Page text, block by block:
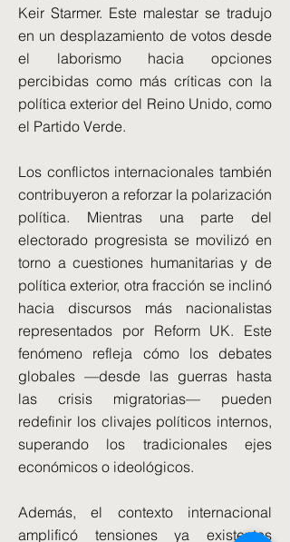
Keir Starmer. Este malestar se tradujo
en un desplazamiento de votos desde
el laborismo hacia opciones
percibidas como más críticas con la
política exterior del Reino Unido, como
el Partido Verde.
Los conflictos internacionales también
contribuyeron a reforzar la polarización
política. Mientras una parte del
electorado progresista se movilizó en
torno a cuestiones humanitarias y de
política exterior, otra fracción se inclinó
hacia discursos más nacionalistas
representados por Reform UK. Este
fenómeno refleja cómo los debates
globales —desde las guerras hasta
las crisis migratorias— pueden
redefinir los clivajes políticos internos,
superando los tradicionales ejes
económicos o ideológicos.
Además, el contexto internacional
amplificó tensiones ya existentes